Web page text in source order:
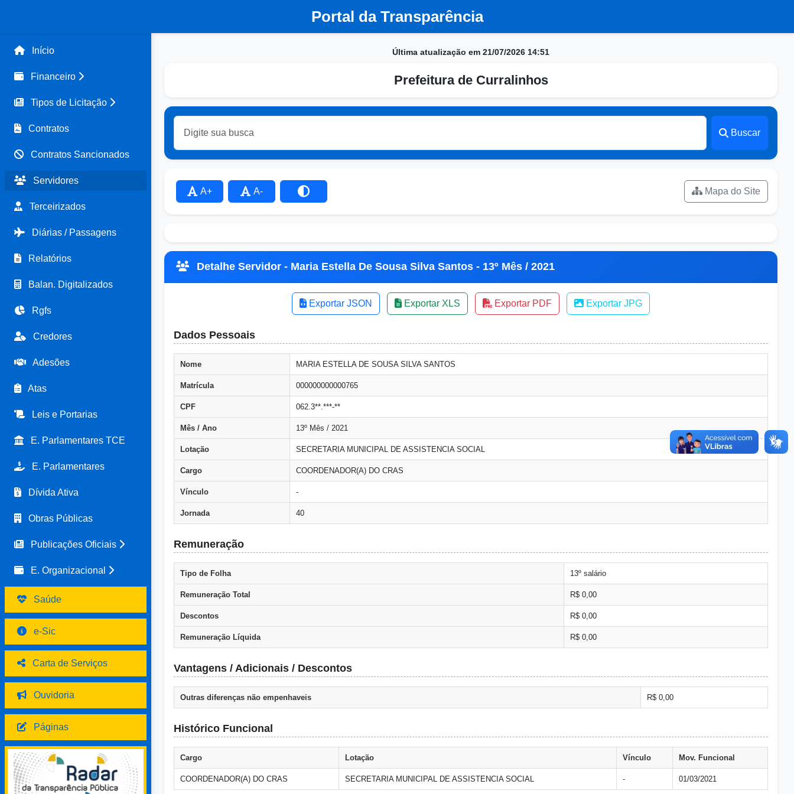
Portal da Transparência
Início
Financeiro
Tipos de Licitação
Contratos
Contratos Sancionados
Servidores
Terceirizados
Diárias / Passagens
Relatórios
Balan. Digitalizados
Rgfs
Credores
Adesões
Atas
Leis e Portarias
E. Parlamentares TCE
E. Parlamentares
Dívida Ativa
Obras Públicas
Publicações Oficiais
E. Organizacional
Saúde
e-Sic
Carta de Serviços
Ouvidoria
Páginas
Última atualização em 21/07/2026 14:51
Prefeitura de Curralinhos
Buscar
A+ A- Mapa do Site
Detalhe Servidor - Maria Estella De Sousa Silva Santos - 13º Mês / 2021
Exportar JSON Exportar XLS Exportar PDF Exportar JPG
Dados Pessoais
Nome MARIA ESTELLA DE SOUSA SILVA SANTOS
Matrícula 000000000000765
CPF 062.3**.***-**
Mês / Ano 13º Mês / 2021
Lotação SECRETARIA MUNICIPAL DE ASSISTENCIA SOCIAL
Cargo COORDENADOR(A) DO CRAS
Vínculo -
Jornada 40
Remuneração
Tipo de Folha 13º salário
Remuneração Total R$ 0,00
Descontos R$ 0,00
Remuneração Líquida R$ 0,00
Vantagens / Adicionais / Descontos
Outras diferenças não empenhaveis R$ 0,00
Histórico Funcional
Cargo Lotação Vínculo Mov. Funcional
COORDENADOR(A) DO CRAS SECRETARIA MUNICIPAL DE ASSISTENCIA SOCIAL - 01/03/2021